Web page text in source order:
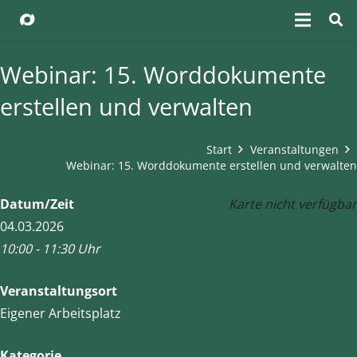
Webinar: 15. Worddokumente
erstellen und verwalten
Start
Veranstaltungen
Webinar: 15. Worddokumente erstellen und verwalten
Karte nicht verfügbar
Datum/Zeit
04.03.2026
10:00 - 11:30 Uhr
Veranstaltungsort
Eigener Arbeitsplatz